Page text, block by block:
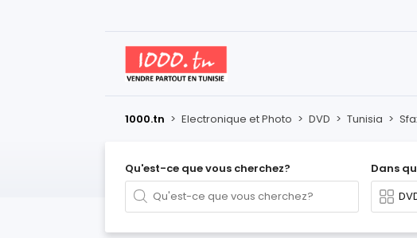
1000.tn > Electronique et Photo > DVD > Tunisia >
Qu'est-ce que vous cherchez? Dans